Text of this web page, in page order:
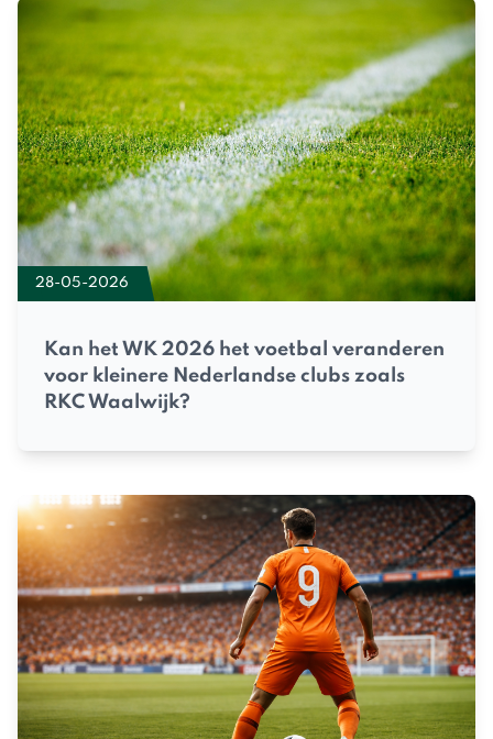
28-05-2026
Kan het WK 2026 het voetbal veranderen
voor kleinere Nederlandse clubs zoals
RKC Waalwijk?